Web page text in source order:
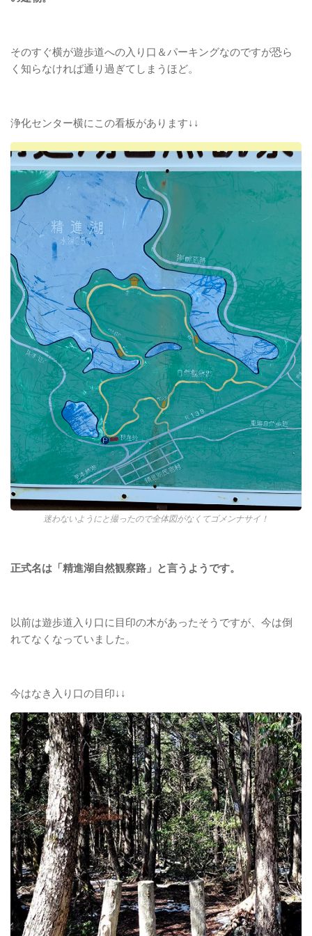
そのすぐ横が遊歩道への入り口＆パーキングなのですが恐ら
く知らなければ通り過ぎてしまうほど。
浄化センター横にこの看板があります↓↓
迷わないようにと撮ったので全体図がなくてゴメンナサイ！
正式名は「精進湖自然観察路」と言うようです。
以前は遊歩道入り口に目印の木があったそうですが、今は倒
れてなくなっていました。
今はなき入り口の目印↓↓